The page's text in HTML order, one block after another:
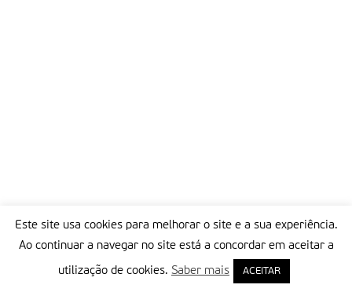
Este site usa cookies para melhorar o site e a sua experiência.
Ao continuar a navegar no site está a concordar em aceitar a
utilização de cookies. Saber mais ACEITAR